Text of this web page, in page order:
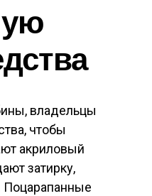
владельцы
чтобы
акриловый
затирку,
Поцарапанные